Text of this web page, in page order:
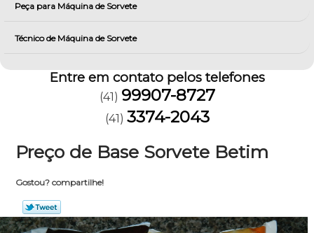
Peça para Máquina de Sorvete
Técnico de Máquina de Sorvete
Entre em contato pelos telefones
(41) 99907-8727
(41) 3374-2043
Preço de Base Sorvete Betim
Gostou? compartilhe!